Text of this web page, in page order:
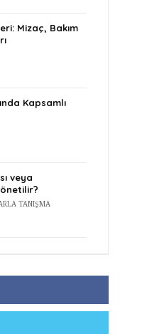
Mizaç, Bakım
Kapsamlı
veya
TANIŞMA